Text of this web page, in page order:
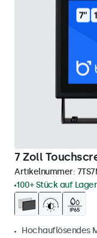
7 Zoll
Artikelnummer:
100+ Stück auf Lager
Hochauflösendes